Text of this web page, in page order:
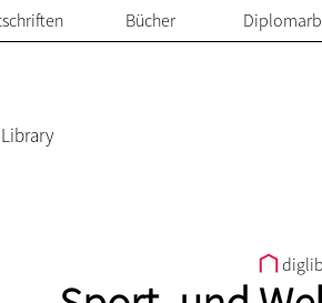
Bücher
Library